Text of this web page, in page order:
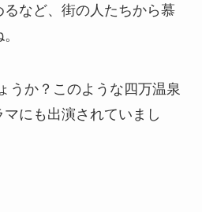
など、街の人たちから慕
うか？このような四万温泉
にも出演されていまし